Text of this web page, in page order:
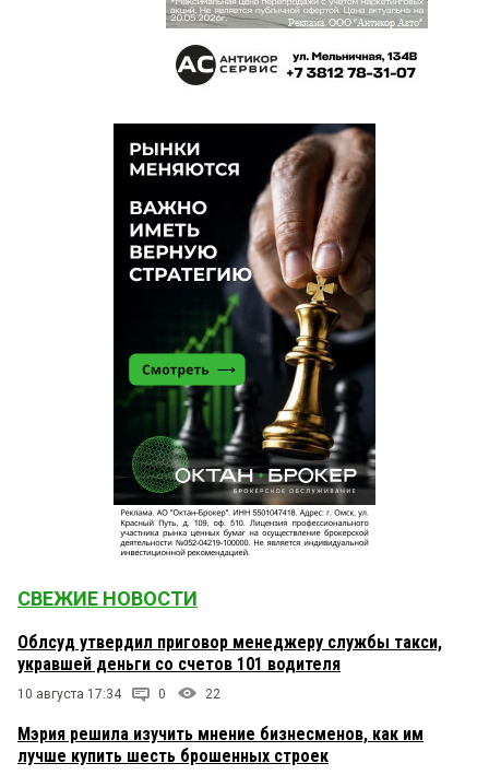
СВЕЖИЕ НОВОСТИ
Облсуд утвердил приговор менеджеру службы такси,
укравшей деньги со счетов 101 водителя
10 августа 17:34 0 22
Мэрия решила изучить мнение бизнесменов, как им
лучше купить шесть брошенных строек